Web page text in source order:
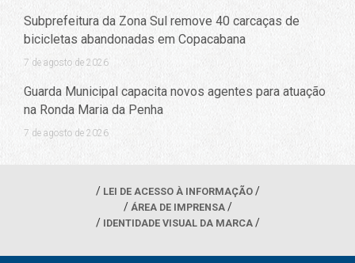
Subprefeitura da Zona Sul remove 40 carcaças de
bicicletas abandonadas em Copacabana
7 de agosto de 2026
Guarda Municipal capacita novos agentes para atuação
na Ronda Maria da Penha
7 de agosto de 2026
LEI DE ACESSO À INFORMAÇÃO
ÁREA DE IMPRENSA
IDENTIDADE VISUAL DA MARCA